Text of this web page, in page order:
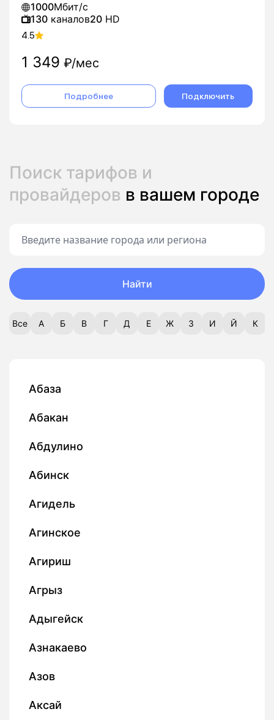
1000Мбит/с
130 каналов20 HD
4.5
1 349 ₽/мес
Подробнее Подключить
Поиск тарифов и
провайдеров в вашем городе
Найти
Все А Б В Г Д Е Ж З И Й К
Абаза
Абакан
Абдулино
Абинск
Агидель
Агинское
Агириш
Агрыз
Адыгейск
Азнакаево
Азов
Аксай